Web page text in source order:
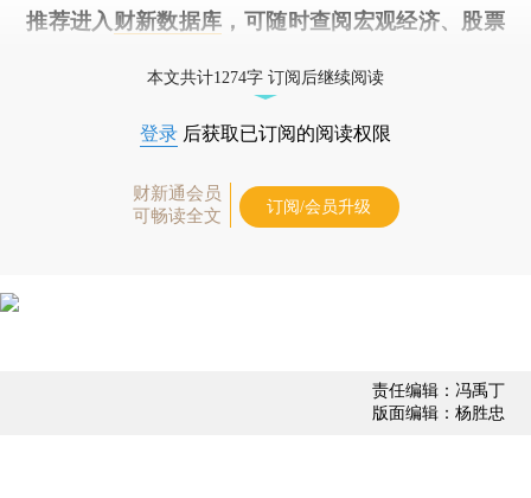
推荐进入 财新数据库 ，可随时查阅宏观经济、股票
本文共计1274字 订阅后继续阅读
登录 后获取已订阅的阅读权限
财新通会员
可畅读全文
订阅/会员升级
责任编辑：冯禹丁
版面编辑：杨胜忠